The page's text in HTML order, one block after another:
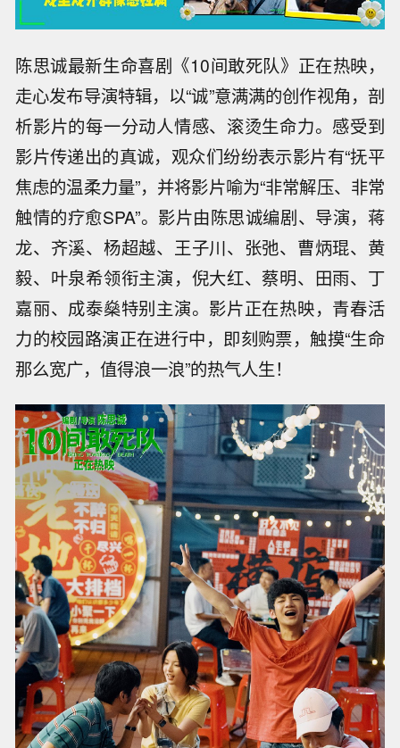
陈思诚最新生命喜剧《10间敢死队》正在热映，
走心发布导演特辑，以“诚”意满满的创作视角，剖
析影片的每一分动人情感、滚烫生命力。感受到
影片传递出的真诚，观众们纷纷表示影片有“抚平
焦虑的温柔力量”，并将影片喻为“非常解压、非常
触情的疗愈SPA”。影片由陈思诚编剧、导演，蒋
龙、齐溪、杨超越、王子川、张弛、曹炳琨、黄
毅、叶泉希领衔主演，倪大红、蔡明、田雨、丁
嘉丽、成泰燊特别主演。影片正在热映，青春活
力的校园路演正在进行中，即刻购票，触摸“生命
那么宽广，值得浪一浪”的热气人生！